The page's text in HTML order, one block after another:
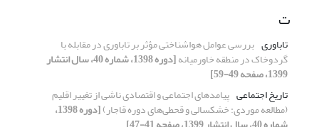
ت
تاباوری بررسی عوامل هواشناختی مؤثر بر تاباوری در مقابله با
گردوخاک در منطقه خاورمیانه [دوره 1398، شماره 40، سال انتشار
1399، صفحه 49-59]
تاریخ اجتماعی پیامدهای اجتماعی و اقتصادی ناشی از تغییر اقلیم
(مطالعه موردی: خشکسالی و قحطی‌های دوره قاجار) [دوره 1398،